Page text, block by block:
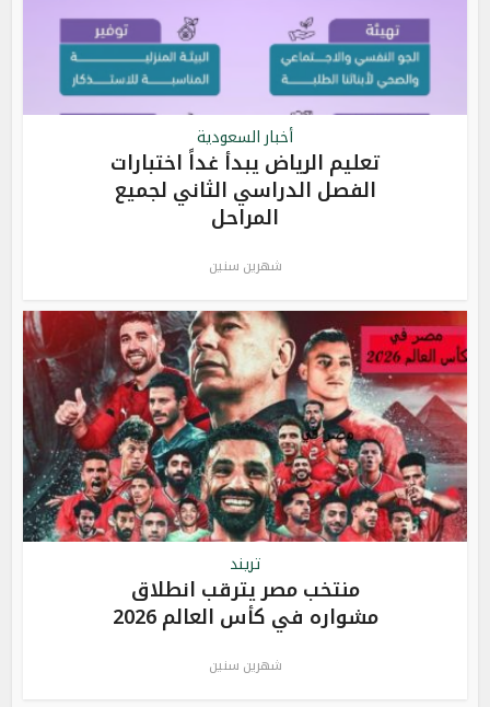
أخبار السعودية
تعليم الرياض يبدأ غداً اختبارات
الفصل الدراسي الثاني لجميع
المراحل
شهرين سنين
تريند
منتخب مصر يترقب انطلاق
مشواره في كأس العالم 2026
شهرين سنين